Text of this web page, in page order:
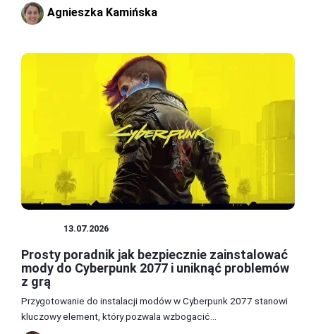
Agnieszka Kamińska
13.07.2026
Prosty poradnik jak bezpiecznie zainstalować
mody do Cyberpunk 2077 i uniknąć problemów
z grą
Przygotowanie do instalacji modów w Cyberpunk 2077 stanowi
kluczowy element, który pozwala wzbogacić...